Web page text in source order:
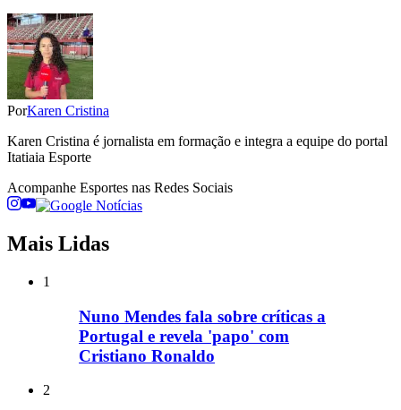
PorKaren Cristina
Karen Cristina é jornalista em formação e integra a equipe do portal
Itatiaia Esporte
Acompanhe Esportes nas Redes Sociais
Mais Lidas
1
Nuno Mendes fala sobre críticas a
Portugal e revela 'papo' com
Cristiano Ronaldo
2